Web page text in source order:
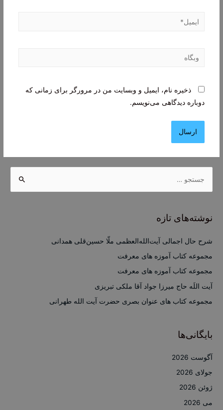
ایمیل*
وبگاه
ذخیره نام، ایمیل و وبسایت من در مرورگر برای زمانی که
دوباره دیدگاهی می‌نویسم.
ب
نوشته‌های تازه
شرح حال اجمالی آیت‌الله‌العظمی ملّا حسین‌قلی همدانی
مجموعه کتاب آموزه های معرفت
مجموعه کتاب آموزه های معرفت
آیت اللَه حاج میرزا جواد آقا ملکی تبریزی
مجموعه کتاب های عنوان بصری حضرت آیت الله طهرانی
بایگانی‌ها
آگوست 2026
جولای 2026
ژوئن 2026
می 2026